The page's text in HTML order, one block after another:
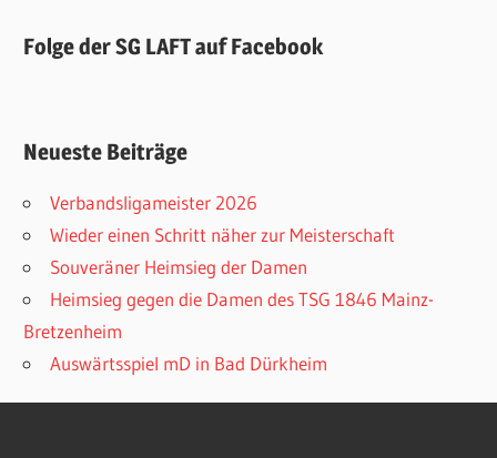
Folge der SG LAFT auf Facebook
Neueste Beiträge
Verbandsligameister 2026
Wieder einen Schritt näher zur Meisterschaft
Souveräner Heimsieg der Damen
Heimsieg gegen die Damen des TSG 1846 Mainz-
Bretzenheim
Auswärtsspiel mD in Bad Dürkheim